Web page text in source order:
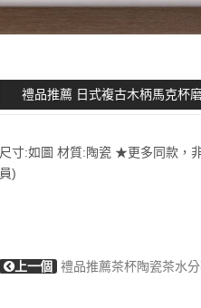
禮品推薦 日式複古木柄馬克杯
尺寸:如圖 材質:陶瓷 ★更多同款，
員)
上一個 禮品推薦茶杯陶瓷茶水